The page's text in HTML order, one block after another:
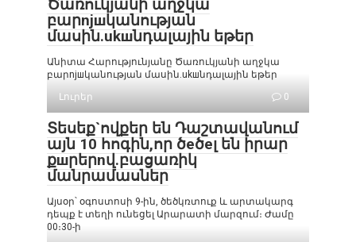
Ծառուկյանի աղջկա
բարnjшկանության
մասին.ukшնդալային եթեր
Անիտա Հարությունյանը Ծառուկյանի աղջկա
բարnjшկանության մասին.ukшնդալային եթեր
Լուրեր
0
Տեսեք`ովքեր են Դաշտավանում
այն 10 հոգին,որ ծeծeլ են իրար
քшրերnվ.բացառիկ
մանրամասներ
Այսօր՝ օգոստոսի 9-ին, ծեծկռտուք և արտակարգ
դեպք է տեղի ունեցել Արարատի մարզում։ Ժամը
00։30-ի